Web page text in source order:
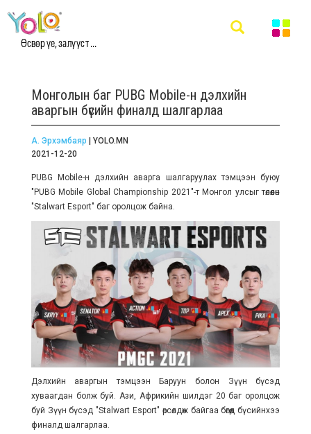
Өсвөр үе, залууст ...
Монголын баг PUBG Mobile-н дэлхийн
аваргын бүсийн финалд шалгарлаа
А. Эрхэмбаяр | YOLO.MN
2021-12-20
PUBG Mobile-н дэлхийн аварга шалгаруулах тэмцээн буюу
"PUBG Mobile Global Championship 2021"-т Монгол улсыг төлөөлөн
"Stalwart Esport" баг оролцож байна.
Дэлхийн аваргын тэмцээн Баруун болон Зүүн бүсэд
хуваагдан болж буй. Ази, Африкийн шилдэг 20 баг оролцож
буй Зүүн бүсэд "Stalwart Esport" өрсөлдөж байгаа бөгөөд бүсийнхээ
финалд шалгарлаа.